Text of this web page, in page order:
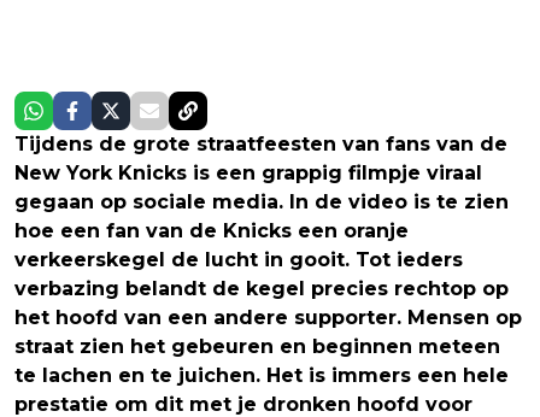
Tijdens de grote straatfeesten van fans van de
New York Knicks is een grappig filmpje viraal
gegaan op sociale media. In de video is te zien
hoe een fan van de Knicks een oranje
verkeerskegel de lucht in gooit. Tot ieders
verbazing belandt de kegel precies rechtop op
het hoofd van een andere supporter. Mensen op
straat zien het gebeuren en beginnen meteen
te lachen en te juichen. Het is immers een hele
prestatie om dit met je dronken hoofd voor